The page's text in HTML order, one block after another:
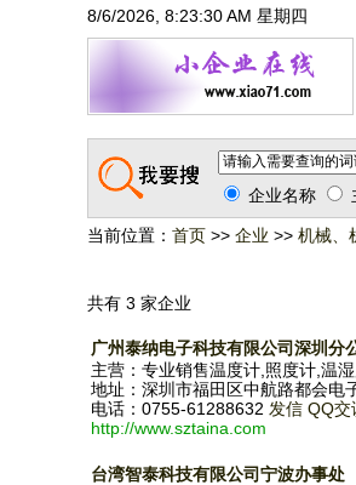
8/6/2026, 8:23:30 AM 星期四
企业名称
当前位置： 首页 >> 企业 >> 机械、
共有 3 家企业
广州泰纳电子科技有限公司深圳分
主营：专业销售温度计,照度计,温
地址：深圳市福田区中航路都会电
电话：0755-61288632 发信 QQ交
http://www.sztaina.com
台湾智泰科技有限公司宁波办事处